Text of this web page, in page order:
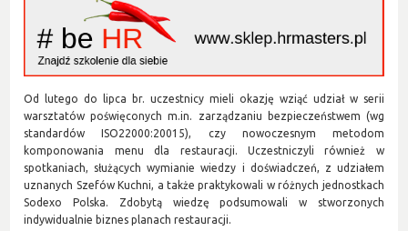
Od lutego do lipca br. uczestnicy mieli okazję wziąć udział w serii
warsztatów poświęconych m.in. zarządzaniu bezpieczeństwem (wg
standardów ISO22000:20015), czy nowoczesnym metodom
komponowania menu dla restauracji. Uczestniczyli również w
spotkaniach, służących wymianie wiedzy i doświadczeń, z udziałem
uznanych Szefów Kuchni, a także praktykowali w różnych jednostkach
Sodexo Polska. Zdobytą wiedzę podsumowali w stworzonych
indywidualnie biznes planach restauracji.